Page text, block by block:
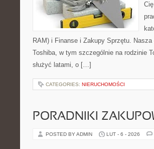
RAM) i Finanse i Zakupy Sprzętu.
Toshiba, w tym szczególnie na rodzinie
służyć latami, o […]
CATEGORIES: NIERUCHOMOŚCI
PORADNIKI
POSTED BY ADMIN LUT - 6 - 2026